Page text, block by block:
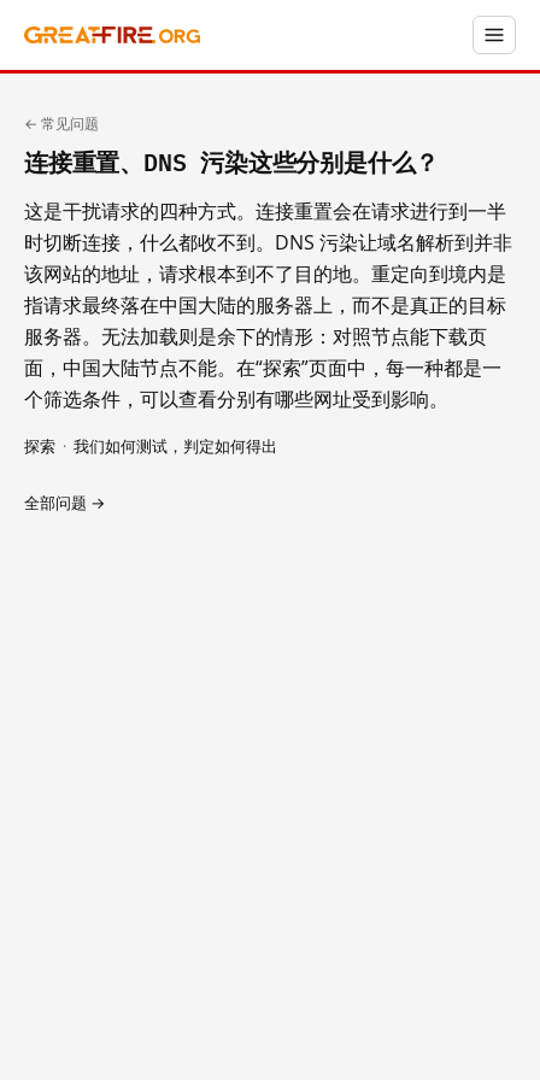
← 常见问题
连接重置、DNS 污染这些分别是什么？
这是干扰请求的四种方式。连接重置会在请求进行到一半
时切断连接，什么都收不到。DNS 污染让域名解析到并非
该网站的地址，请求根本到不了目的地。重定向到境内是
指请求最终落在中国大陆的服务器上，而不是真正的目标
服务器。无法加载则是余下的情形：对照节点能下载页
面，中国大陆节点不能。在“探索”页面中，每一种都是一
个筛选条件，可以查看分别有哪些网址受到影响。
探索 · 我们如何测试，判定如何得出
全部问题 →